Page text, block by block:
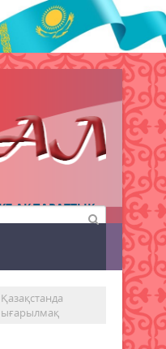
АҚПАРАТТЫҚ